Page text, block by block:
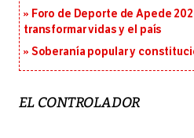
Foro de Deporte de Apede
transformar vidas y el país
Soberanía popular y
EL CONTROLADOR